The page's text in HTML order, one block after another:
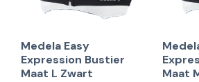
Medela Easy
Expression Bustier
Maat L Zwart
Maat